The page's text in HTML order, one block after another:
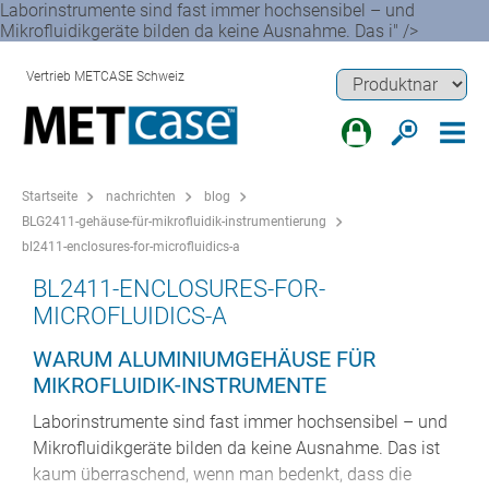
Laborinstrumente sind fast immer hochsensibel – und
Mikrofluidikgeräte bilden da keine Ausnahme. Das i" />
Vertrieb METCASE Schweiz
Startseite nachrichten
blog
BLG2411-gehäuse-für-mikrofluidik-instrumentierung
bl2411-enclosures-for-microfluidics-a
BL2411-ENCLOSURES-FOR-
MICROFLUIDICS-A
WARUM ALUMINIUMGEHÄUSE FÜR
MIKROFLUIDIK-INSTRUMENTE
Laborinstrumente sind fast immer hochsensibel – und
Mikrofluidikgeräte bilden da keine Ausnahme. Das ist
kaum überraschend, wenn man bedenkt, dass die